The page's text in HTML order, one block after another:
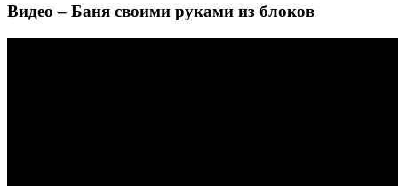
Видео – Баня своими руками из блоков